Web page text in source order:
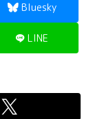
Bluesky
LINE